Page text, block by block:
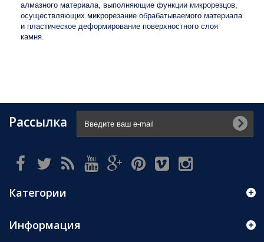
алмазного материала, выполняющие функции микрорезцов,
осуществляющих микрорезание обрабатываемого материала
и пластическое деформирование поверхностного слоя
камня.
Рассылка
Категории
Информация